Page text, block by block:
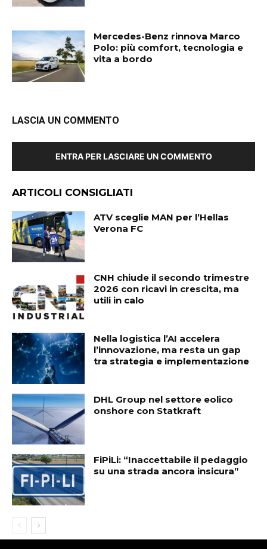
Mercedes-Benz rinnova Marco
Polo: più comfort, tecnologia e
vita a bordo
LASCIA UN COMMENTO
ENTRA PER LASCIARE UN COMMENTO
ARTICOLI CONSIGLIATI
ATV sceglie MAN per l’Hellas
Verona FC
CNH chiude il secondo trimestre
2026 con ricavi in crescita, ma
utili in calo
Nella logistica l’AI accelera
l’innovazione, ma resta un gap
tra strategia e implementazione
DHL Group nel settore eolico
onshore con Statkraft
FiPiLi: “Inaccettabile il pedaggio
su una strada ancora insicura”